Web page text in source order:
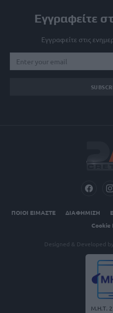
Εγγραφείτε
Εγγραφείτε στις
ΠΟΙΟΙ ΕΙΜΑΣΤΕ ΔΙΑΦΗΜΙΣΗ
Cookie
Designed & Developed by
Μ.Η.Τ.